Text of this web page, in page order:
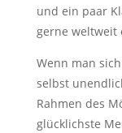
und ein paar
gerne weltweit
Wenn man
selbst
Rahmen des
glücklichste